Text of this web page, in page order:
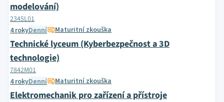
modelování)
2345L01
4 rokyDenní Maturitní zkouška
Technické lyceum (Kyberbezpečnost a 3D
technologie)
7842M01
4 rokyDenní Maturitní zkouška
Elektromechanik pro zařízení a přístroje